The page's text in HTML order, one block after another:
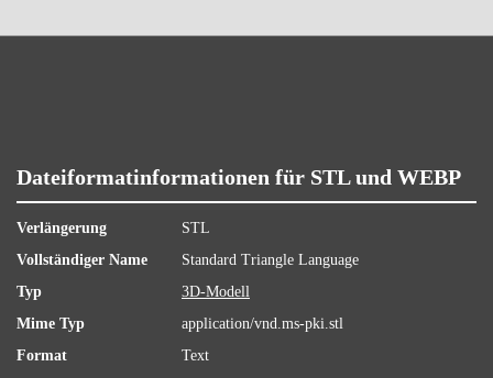
Dateiformatinformationen für STL und WEBP
Verlängerung
STL
Vollständiger Name
Standard Triangle Language
Typ
3D-Modell
Mime Typ
application/vnd.ms-pki.stl
Format
Text